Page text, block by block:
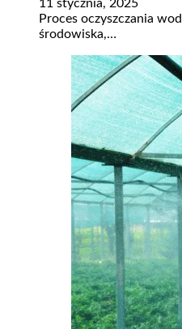
11 stycznia, 2025
Proces oczyszczania
środowiska,…